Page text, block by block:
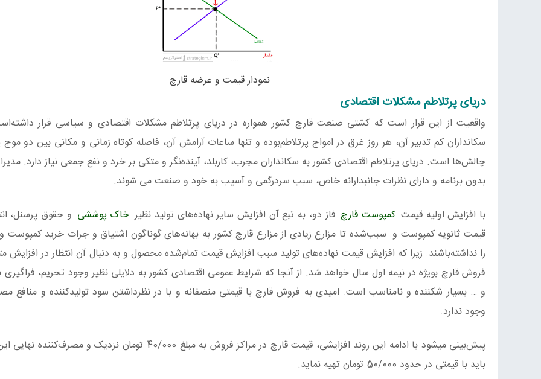
نمودار قیمت و عرضه قارچ
دریای پرتلاطم مشکلات اقتصادی
واقعیت از این قرار است که کشتی صنعت قارچ کشور همواره در دریای پرتلاطم مشکلات اقتصادی و سیاسی قرار
سکانداران کم تدبیر آن، هر روز غرق در امواج پرتلاطم‌بوده و تنها ساعات آرامش آن، فاصله کوتاه زمانی و مکانی بین دو
چالش‌ها است. دریای پرتلاطم اقتصادی کشور به سکانداران مجرب، کاربلد، آینده‌نگر و متکی بر خرد و نفع جمعی نیاز دارد.
بدون برنامه و دارای نظرات جانبدارانه خاص، سبب سردرگمی و آسیب به خود و صنعت می شوند.
با افزایش اولیه قیمت کمپوست قارچ فاز دو، به تبع آن افزایش سایر نهاده‌های تولید نظیر خاک پوششی و حقوق پرسنل،
قیمت ثانویه کمپوست و. سبب‌شده تا مزارع زیادی از مزارع قارچ کشور به بهانه‌های گوناگون اشتیاق و جرات خرید کمپوست و
را نداشته‌باشند. زیرا که افزایش قیمت نهاده‌های تولید سبب افزایش قیمت تمام‌شده محصول و به دنبال آن انتظار در
فروش قارچ بویژه در نیمه اول سال خواهد شد. از آنجا که شرایط عمومی اقتصادی کشور به دلایلی نظیر وجود تحریم، فراگیری
و … بسیار شکننده و نامناسب است. امیدی به فروش قارچ با قیمتی منصفانه و با در نظرداشتن سود تولیدکننده و منافع
وجود ندارد.
پیش‌بینی میشود با ادامه این روند افزایشی، قیمت قارچ در مراکز فروش به مبلغ 40/000 تومان
باید با قیمتی در حدود 50/000 تومان تهیه نماید.